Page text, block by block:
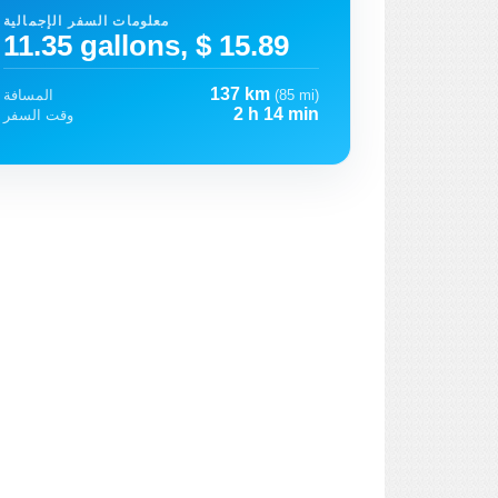
معلومات السفر الإجمالية
11.35 gallons, $ 15.89
المسافة 137 km (85 mi)
وقت السفر
2 h 14 min